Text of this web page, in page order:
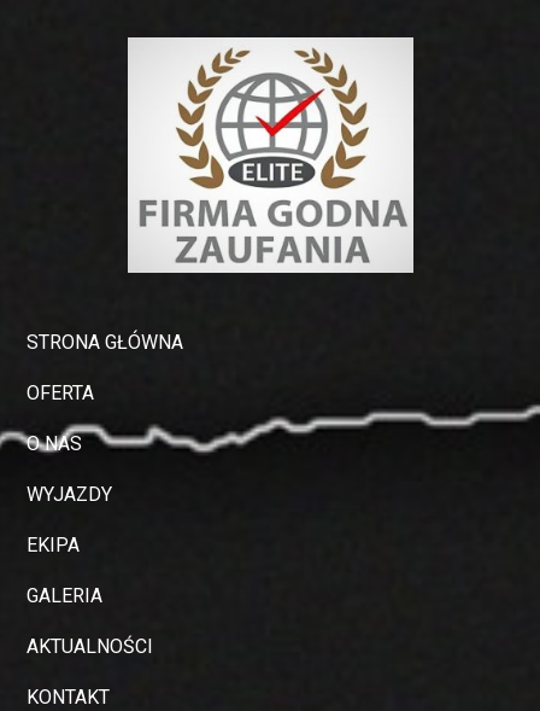
STRONA GŁÓWNA
OFERTA
O NAS
WYJAZDY
EKIPA
GALERIA
AKTUALNOŚCI
KONTAKT